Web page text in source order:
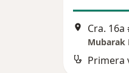
Cra.
Mubarak